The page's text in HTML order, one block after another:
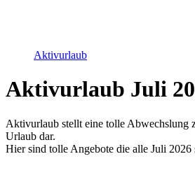
Aktivurlaub
Aktivurlaub Juli
Aktivurlaub stellt eine tolle Abwechslung
Urlaub dar.
Hier sind tolle Angebote die alle Juli 2026